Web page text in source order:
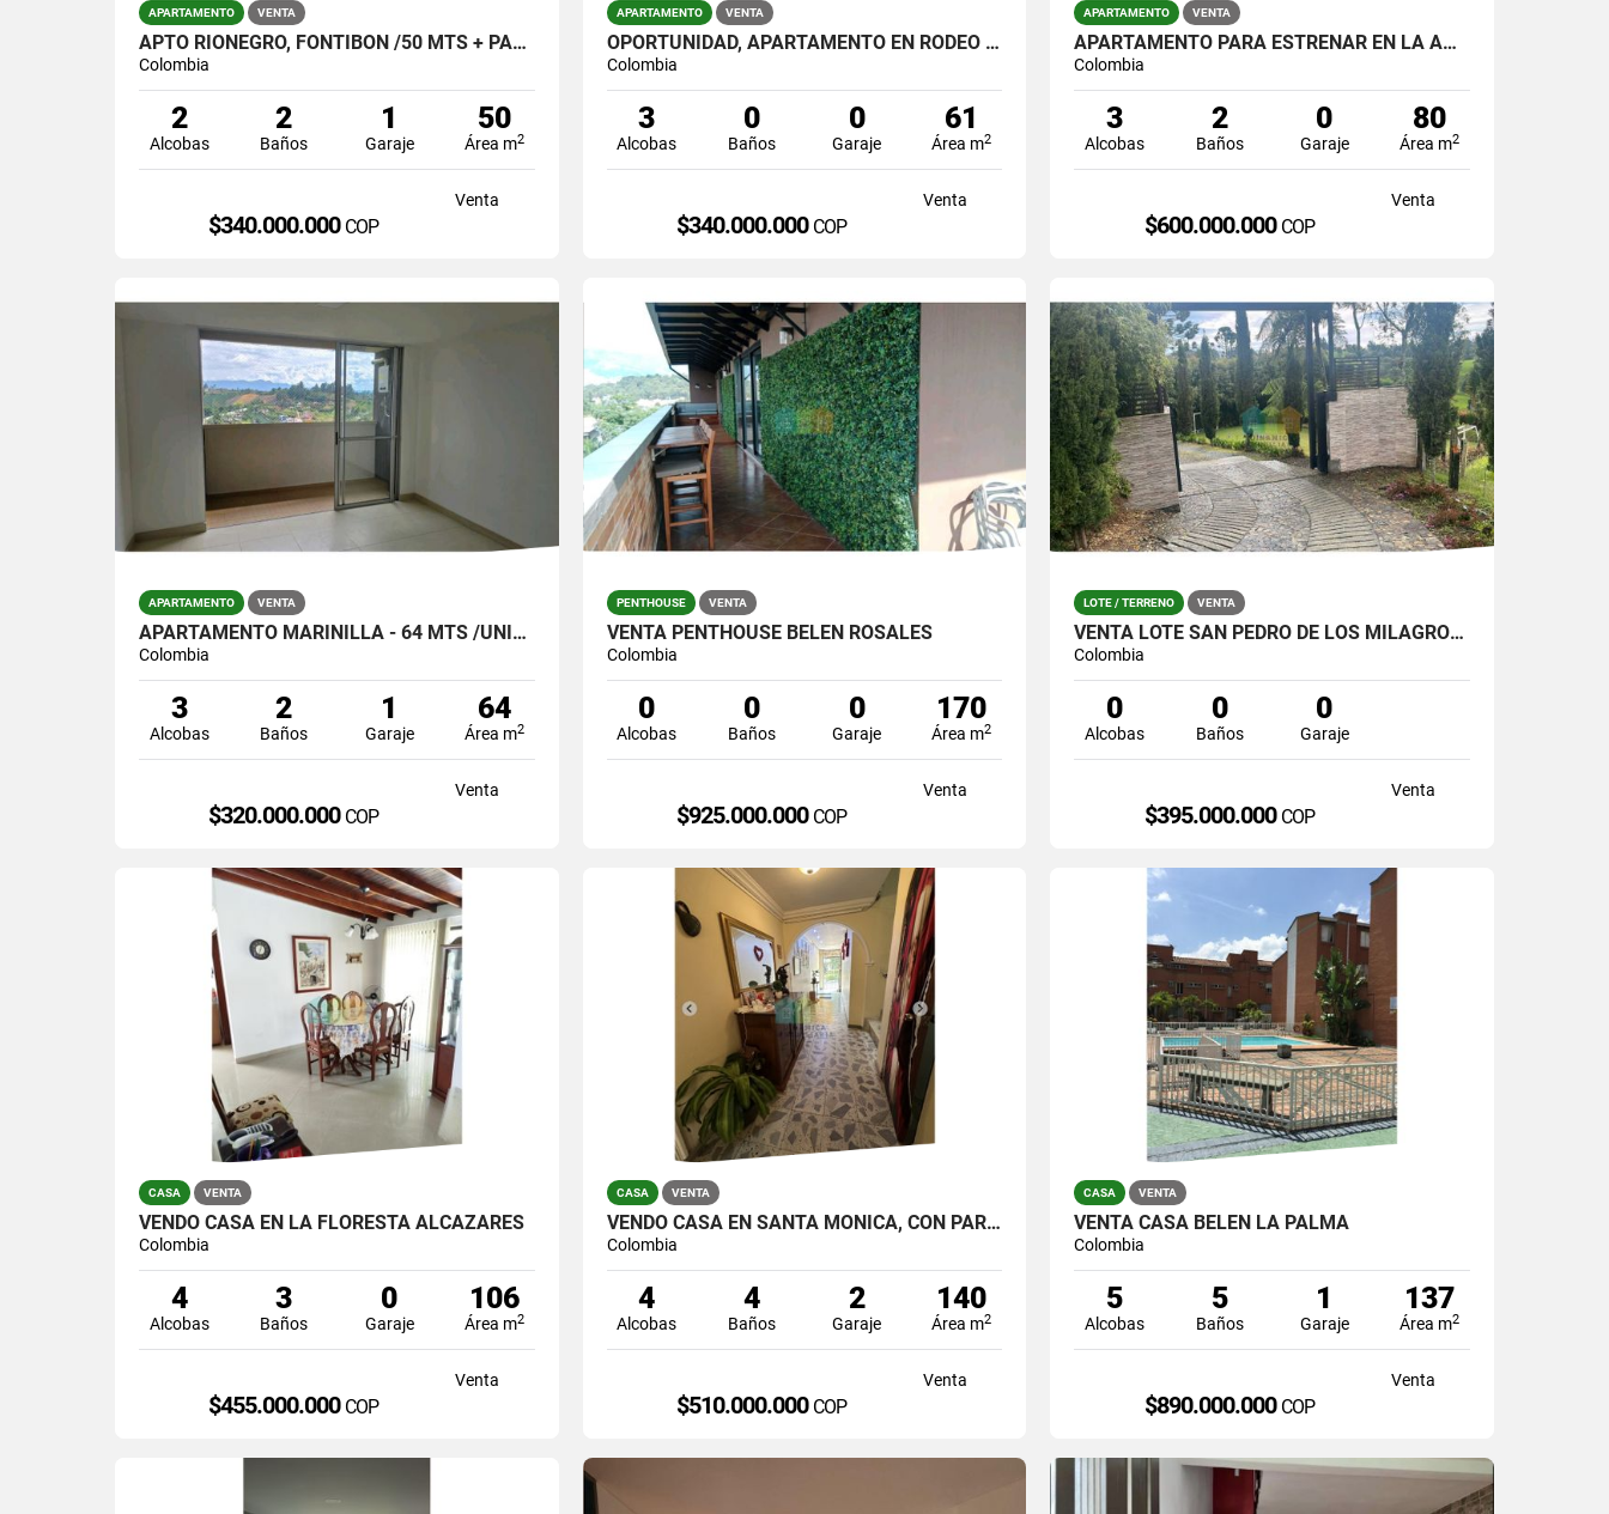
APARTAMENTO VENTA
APTO RIONEGRO, FONTIBON /50 MTS + PARQUEADERO Y ÚTIL $340.000.000
Colombia
2
Alcobas
2
Baños
1
Garaje
50
Área m2
Venta
$340.000.000 COP
APARTAMENTO VENTA
OPORTUNIDAD, APARTAMENTO EN RODEO ALTO
Colombia
3
Alcobas
0
Baños
0
Garaje
61
Área m2
Venta
$340.000.000 COP
APARTAMENTO VENTA
APARTAMENTO PARA ESTRENAR EN LA AMERICA
Colombia
3
Alcobas
2
Baños
0
Garaje
80
Área m2
Venta
$600.000.000 COP
APARTAMENTO VENTA
APARTAMENTO MARINILLA - 64 MTS /UNIDAD COMPLETA/$320.000.000
Colombia
3
Alcobas
2
Baños
1
Garaje
64
Área m2
Venta
$320.000.000 COP
PENTHOUSE VENTA
VENTA PENTHOUSE BELEN ROSALES
Colombia
0
Alcobas
0
Baños
0
Garaje
170
Área m2
Venta
$925.000.000 COP
LOTE / TERRENO VENTA
VENTA LOTE SAN PEDRO DE LOS MILAGROS PARCELACION TIKAL
Colombia
0
Alcobas
0
Baños
0
Garaje
Venta
$395.000.000 COP
CASA VENTA
VENDO CASA EN LA FLORESTA ALCAZARES
Colombia
4
Alcobas
3
Baños
0
Garaje
106
Área m2
Venta
$455.000.000 COP
CASA VENTA
VENDO CASA EN SANTA MÓNICA, CON PARQUEADERO
Colombia
4
Alcobas
4
Baños
2
Garaje
140
Área m2
Venta
$510.000.000 COP
CASA VENTA
VENTA CASA BELEN LA PALMA
Colombia
5
Alcobas
5
Baños
1
Garaje
137
Área m2
Venta
$890.000.000 COP